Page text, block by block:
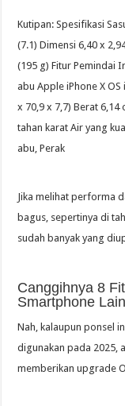
Kutipan: Spesifikasi
(7.1) Dimensi 6,40 x
(195 g) Fitur Pemindai
abu Apple iPhone X
x 70,9 x 7,7) Berat 6,14
tahan karat Air yang
abu, Perak
Jika melihat performa
bagus, sepertinya di
sudah banyak yang
Canggihnya 8
Smartphone
Nah, kalaupun ponsel
digunakan pada 2025,
memberikan upgrade